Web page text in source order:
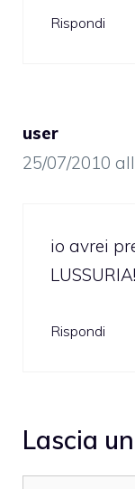
Rispondi
user
25/07/2010
io avrei
Rispondi
Lascia